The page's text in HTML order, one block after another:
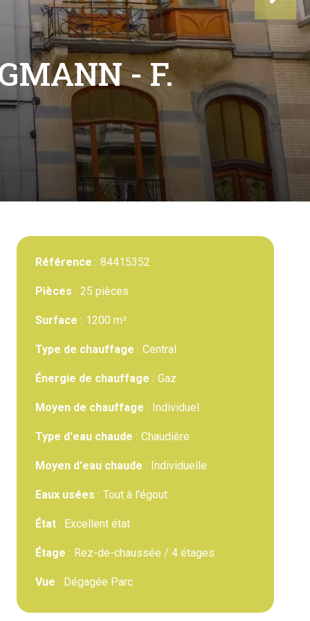
- F.
Référence 84415352
Pièces 25 pièces
Surface 1200 m²
Type de chauffage Central
Énergie de chauffage Gaz
Moyen de chauffage Individuel
Type d'eau chaude Chaudière
Moyen d'eau chaude Individuelle
Eaux usées Tout à l'égout
État Excellent état
Étage Rez-de-chaussée / 4 étages
Vue Dégagée Parc